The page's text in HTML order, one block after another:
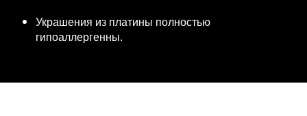
Украшения из платины полностью
гипоаллергенны.